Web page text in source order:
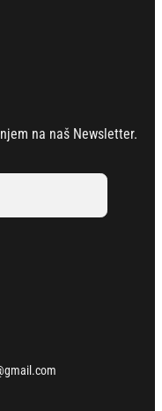
na naš Newsletter.